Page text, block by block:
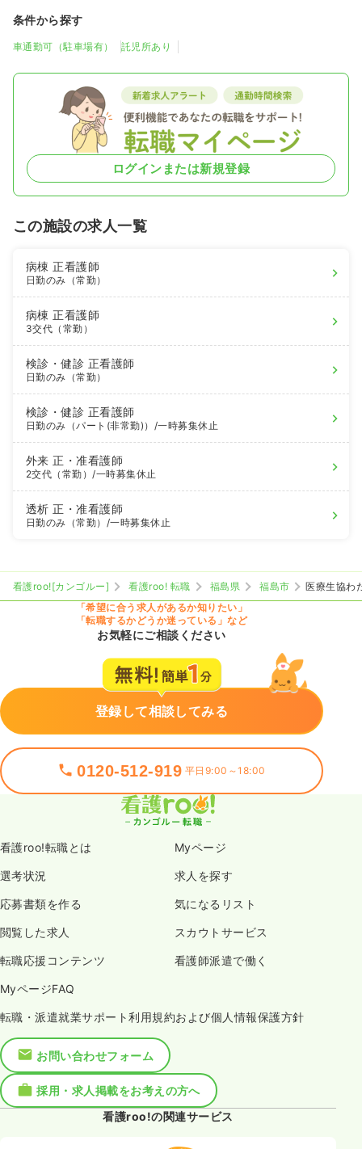
条件から探す
車通勤可（駐車場有） 託児所あり
ログインまたは新規登録
この施設の求人一覧
病棟正看護師
日勤のみ（常勤）
病棟正看護師
3交代（常勤）
検診・健診 正看護師
日勤のみ（常勤）
検診・健診 正看護師
日勤のみ（パート(非常勤)） /一時募集休止
外来正・准看護師
2交代（常勤）/一時募集休止
透析正・准看護師
日勤のみ（常勤） /一時募集休止
看護roo![カンゴルー] 看護roo! 転職 福島県 福島市
医療生協わ
「希望に合う求人があるか知りたい」
「転職するかどうか迷っている」など
お気軽にご相談ください
登録して相談してみる
0120-512-919 平日9:00～18:00
看護roo!転職とは Myページ
選考状況 求人を探す
応募書類を作る 気になるリスト
閲覧した求人 スカウトサービス
転職応援コンテンツ 看護師派遣で働く
MyページFAQ
転職・派遣就業サポート利用規約および個人情報保護方針
お問い合わせフォーム
採用・求人掲載をお考えの方へ
看護roo!の関連サービス